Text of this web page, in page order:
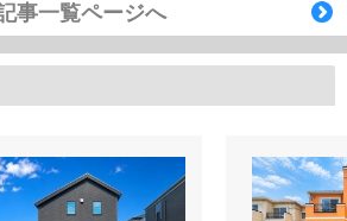
事一覧ページへ